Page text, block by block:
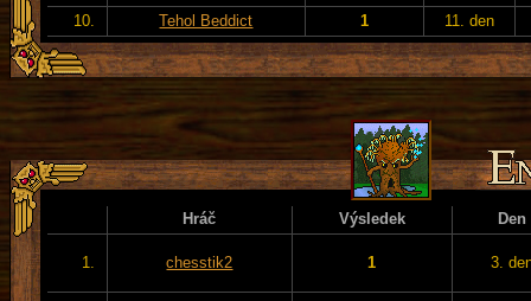
10.
Tehol Beddict 1 11. den
Hráč Výsledek Den
1. chesstik2 1 3.